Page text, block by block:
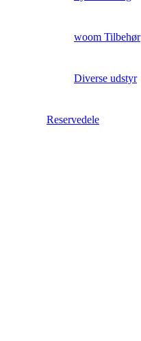
woom Tilbehør
Diverse udstyr
Reservedele